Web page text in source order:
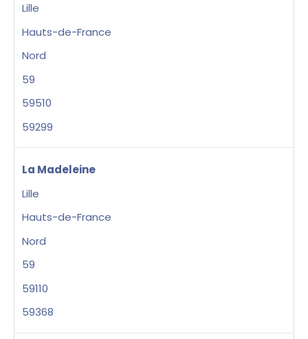
Lille
Hauts-de-France
Nord
59
59510
59299
La Madeleine
Lille
Hauts-de-France
Nord
59
59110
59368